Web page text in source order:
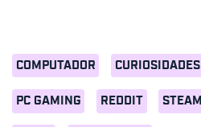
COMPUTADOR CURIOSIDADES
PC GAMING REDDIT STEAM